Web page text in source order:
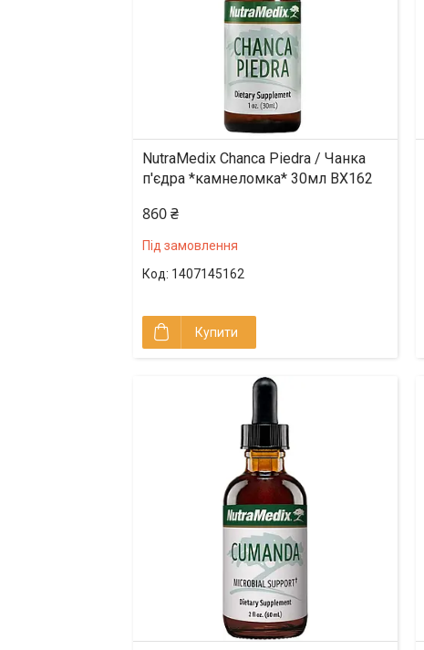
NutraMedix Chanca Piedra / Чанка
п'єдра *камнеломка* 30мл BX162
860 ₴
Під замовлення
1407145162
Купити